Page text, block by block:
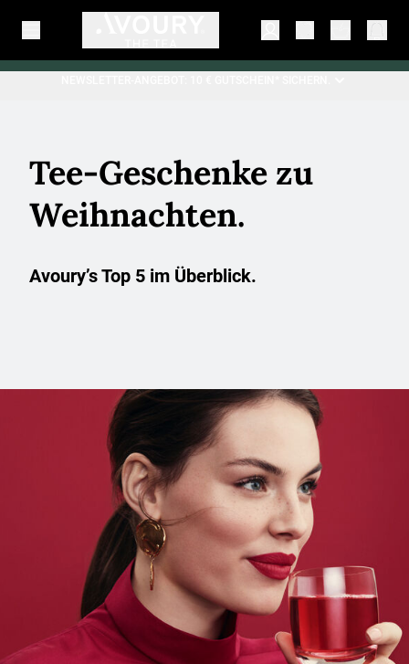
Tee-Geschenke zu
Weihnachten.
Avoury’s Top 5 im Überblick.